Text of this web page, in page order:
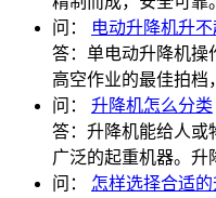
问：
电动升降机升
答： 单电动升降机操
高空作业的最佳拍档
问： 升降机怎么分类
答： 升降机能给人或
广泛的起重机器。升
问： 怎样选择合适